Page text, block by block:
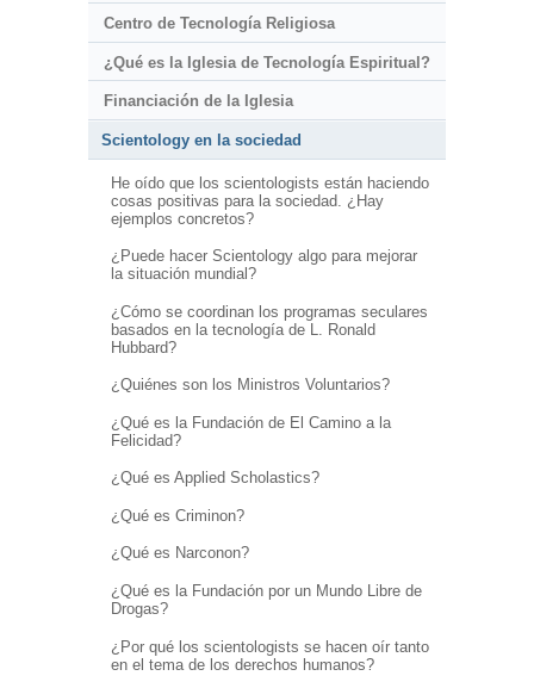
Centro de Tecnología Religiosa
¿Qué es la Iglesia de Tecnología Espiritual?
Financiación de la Iglesia
Scientology en la sociedad
He oído que los scientologists están haciendo
cosas positivas para la sociedad. ¿Hay
ejemplos concretos?
¿Puede hacer Scientology algo para mejorar
la situación mundial?
¿Cómo se coordinan los programas seculares
basados en la tecnología de L. Ronald
Hubbard?
¿Quiénes son los Ministros Voluntarios?
¿Qué es la Fundación de El Camino a la
Felicidad?
¿Qué es Applied Scholastics?
¿Qué es Criminon?
¿Qué es Narconon?
¿Qué es la Fundación por un Mundo Libre de
Drogas?
¿Por qué los scientologists se hacen oír tanto
en el tema de los derechos humanos?